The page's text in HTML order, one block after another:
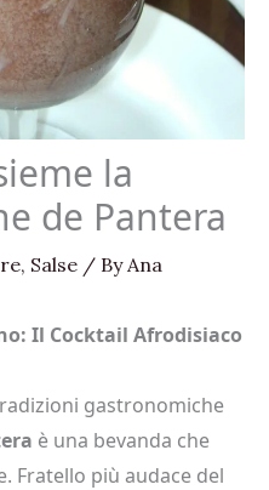
la
de Pantera
, Salse / ByAna
Il Cocktail Afrodisiaco
gastronomiche
è una bevanda che
Fratello più audace del